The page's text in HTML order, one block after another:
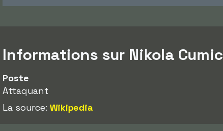
Informations sur Nikola Cumic
Poste
Attaquant
La source: Wikipedia